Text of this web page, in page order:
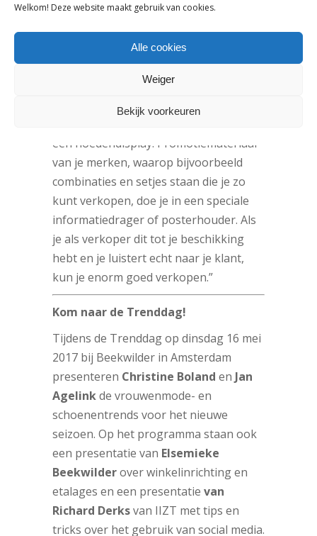
Welkom! Deze website maakt gebruik van cookies.
Alle cookies
Weiger
Bekijk voorkeuren
kunt ook je eigen logo overal laten
terugkomen: op tassendragers,
kaartdragers en natuurlijk ook het
prijskaartje. Daarmee ondersteun je
ook je verkopers. Het helpt als zij goed
kunnen laten zien wat ze verkopen.
een hoedendisplay. Promotiemateriaal
van je merken, waarop bijvoorbeeld
combinaties en setjes staan die je zo
kunt verkopen, doe je in een speciale
informatiedrager of posterhouder. Als
je als verkoper dit tot je beschikking
hebt en je luistert echt naar je klant,
kun je enorm goed verkopen.”
Kom naar de Trenddag!
Tijdens de Trenddag op dinsdag 16 mei
2017 bij Beekwilder in Amsterdam
presenteren Christine Boland en Jan
Agelinkde vrouwenmode- en
schoenentrends voor het nieuwe
seizoen. Op het programma staan ook
een presentatie van Elsemieke
Beekwilderover winkelinrichting en
etalages en een presentatie van
Richard Derksvan IIZT met tips en
tricks over het gebruik van social media.